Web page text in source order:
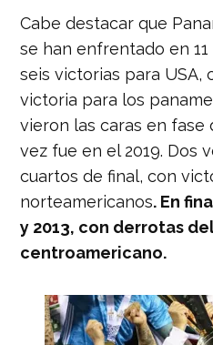
Cabe destacar que
se han enfrentado en 11
seis victorias para USA,
victoria para los
vieron las caras en fase
vez fue en el 2019. Dos
cuartos de final, con
norteamericanos. En
y 2013, con derrotas
centroamericano.